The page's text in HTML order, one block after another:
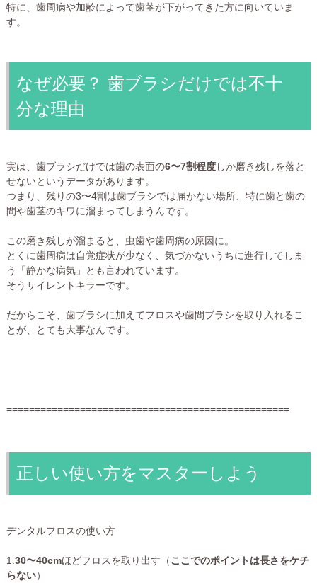
特に、歯周病や加齢によって歯茎が下がってきた方に向いていま
す。
なぜ必要？ 歯ブラシだけでは不十
分な理由
実は、歯ブラシだけでは歯の表面の6〜7割程度しか磨き残しを落と
せないというデータがあります。
つまり、残りの3〜4割は歯ブラシでは届かない場所、特に歯と歯の
間や歯茎のキワに溜まってしまうんです。
この磨き残しが溜まると、虫歯や歯周病の原因に。
とくに歯周病は自覚症状が少なく、気づかないうちに進行してしま
う「静かな病気」とも言われています。
そうサイレントキラーです。
だからこそ、歯ブラシに加えてフロスや歯間ブラシを取り入れるこ
とが、とても大事なんです。
==================================================
正しい使い方をマスターしよう
デンタルフロスの使い方
1. 30〜40cmほどフロスを取り出す（ここでのポイントは長さをケチ
らない）